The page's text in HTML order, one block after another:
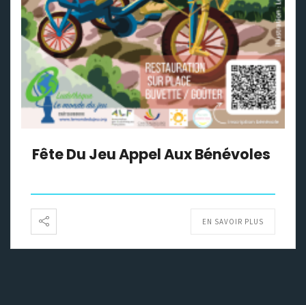
Fête Du Jeu Appel Aux Bénévoles
EN SAVOIR PLUS